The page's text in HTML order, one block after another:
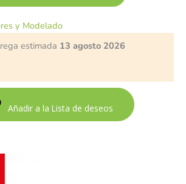
y Modelado
estimada 13 agosto 2026
Añadir a la Lista de deseos